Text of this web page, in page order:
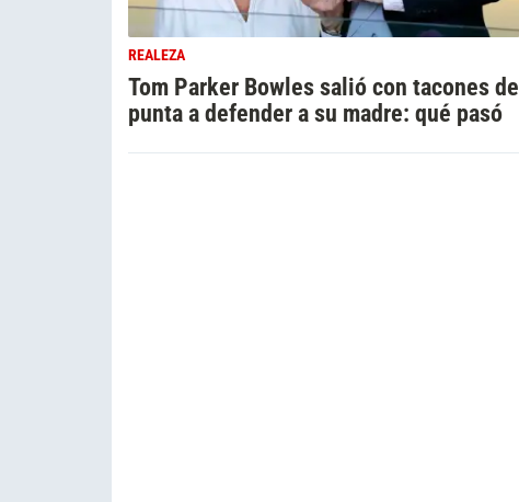
REALEZA
Tom Parker Bowles salió con tacones de
punta a defender a su madre: qué pasó